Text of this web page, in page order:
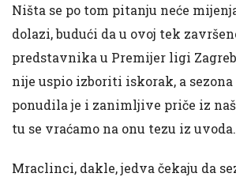
Ništa se po tom pitanju neće
dolazi, budući da u ovoj tek
predstavnika u Premijer ligi
nije uspio izboriti iskorak, a sezona
ponudila je i zanimljive priče iz
tu se vraćamo na onu tezu iz uvoda.
Mraclinci, dakle, jedva čekaju da